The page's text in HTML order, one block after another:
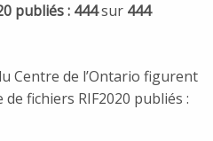
publiés : 444sur 444
Centre de l’Ontario figurent
fichiers RIF2020 publiés :